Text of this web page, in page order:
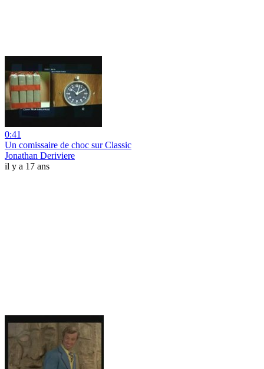
0:41
Un comissaire de choc sur Classic
Jonathan Deriviere
il y a 17 ans